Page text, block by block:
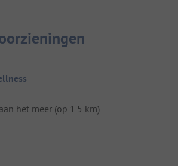
het meer (op 1.5 km)